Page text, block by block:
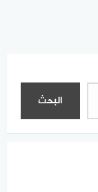
البحث